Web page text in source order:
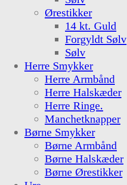
Ørestikker
14 kt. Guld
Forgyldt Sølv
Sølv
Herre Smykker
Herre Armbånd
Herre Halskæder
Herre Ringe.
Manchetknapper
Børne Smykker
Børne Armbånd
Børne Halskæder
Børne Ørestikker